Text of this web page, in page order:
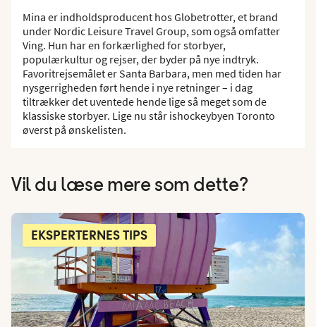
Mina er indholdsproducent hos Globetrotter, et brand
under Nordic Leisure Travel Group, som også omfatter
Ving. Hun har en forkærlighed for storbyer,
populærkultur og rejser, der byder på nye indtryk.
Favoritrejsemålet er Santa Barbara, men med tiden har
nysgerrigheden ført hende i nye retninger – i dag
tiltrækker det uventede hende lige så meget som de
klassiske storbyer. Lige nu står ishockeybyen Toronto
øverst på ønskelisten.
Vil du læse mere som dette?
EKSPERTERNES TIPS